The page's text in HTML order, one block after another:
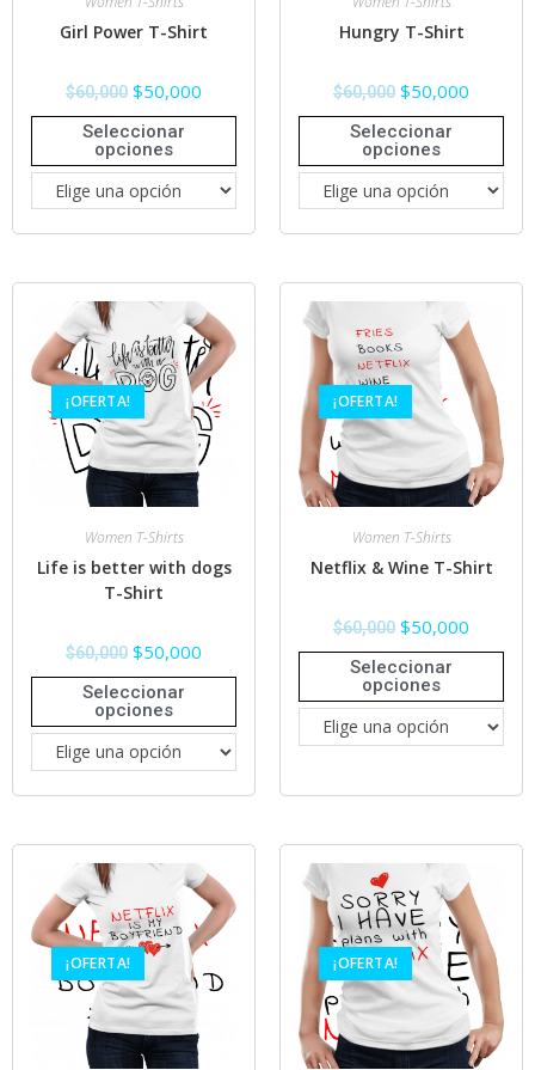
Girl Power T-Shirt
$60,000 $50,000
Seleccionar
opciones
Hungry T-Shirt
$60,000 $50,000
Seleccionar
opciones
¡OFERTA!
Women T-Shirts
Life is better with dogs
T-Shirt
$60,000 $50,000
Seleccionar
opciones
¡OFERTA!
Women T-Shirts
Netflix & Wine T-Shirt
$60,000 $50,000
Seleccionar
opciones
¡OFERTA! ¡OFERTA!